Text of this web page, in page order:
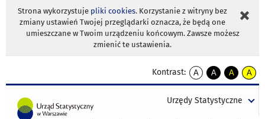
Strona wykorzystuje pliki cookies. Korzystanie z witryny bez
zmiany ustawień Twojej przeglądarki oznacza, że będą one
umieszczane w Twoim urządzeniu końcowym. Zawsze możesz
zmienić te ustawienia.
Kontrast:
A
kontrast
A
kontrast
tekst
A
kontrast
tekst
A
tekst
Urzędy Statystyczne